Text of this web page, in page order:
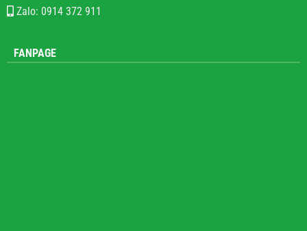
Zalo: 0914 372 911
FANPAGE